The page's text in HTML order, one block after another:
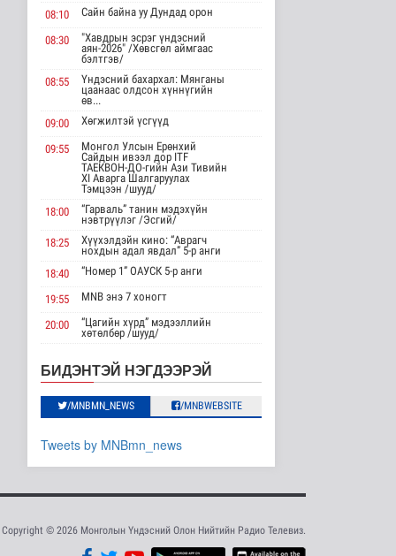
Cпорт
14 цаг 45 минутын өмнө
импорт тасралтгүй
хийгдэж байна
Нийгэм
14 цаг 54 минутын өмнө
АНУ импортлогчдод
100 тэрбум
ам.долларын
тарифын..
Дэлхийд
14 цаг 54 минутын өмнө
Шейх Хасина
ирэхээ зарлав
Дэлхийд
14 цаг 1 минутын өмнө
Монгол Улсын эмэгтэй
шигшээ баг Азийн
Cпорт
Хэт халууны улмаас
08:10
Сайн байна уу Дундад орон
08:30
"Хавдрын эсрэг үндэсний
аян-2026" /Хөвсгөл аймгаас
бэлтгэв/
08:55
Үндэсний бахархал: Мянганы
цаанаас олдсон хүннүгийн
өв...
09:00
Хөгжилтэй үсгүүд
09:55
Монгол Улсын Ерөнхий
Сайдын ивээл дор ITF
ТАЕКВОН-ДО-гийн Ази Тивийн
XI Аварга Шалгаруулах
Тэмцээн /шууд/
18:00
“Гарваль” танин мэдэхүйн
нэвтрүүлэг /Эсгий/
18:25
Хүүхэлдэйн кино: “Аврагч
нохдын адал явдал” 5-р анги
18:40
“Номер 1” ОАУСК 5-р анги
19:55 MNB энэ 7 хоногт
20:00
“Цагийн хүрд” мэдээллийн
хөтөлбөр /шууд/
20:45 Хөндөх сэдэв: Эмийн чанар
21:15
100% уралдаант, танин
мэдэхүйн нэвтрүүлэг S2 #9
22:15
23:30
БИДЭНТЭЙ НЭГДЭЭРЭЙ
/MNBMN_NEWS /MNBWEBSITE
Tweets by MNBmn_news
Copyright © 2026 Монголын Үндэсний Олон Нийтийн Радио Телевиз.